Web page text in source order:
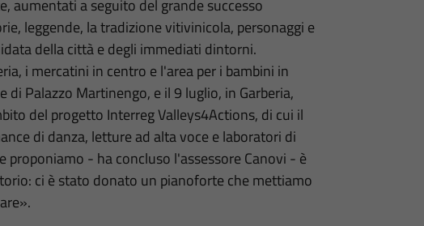
aumentati a seguito del grande successo
leggende, la tradizione vitivinicola, personaggi e
della città e degli immediati dintorni.
i mercatini in centro e l'area per i bambini in
di Palazzo Martinengo, e il 9 luglio, in Garberia,
del progetto Interreg Valleys4Actions, di cui il
di danza, letture ad alta voce e laboratori di
- ha concluso l'assessore Canovi - è
ci è stato donato un pianoforte che mettiamo